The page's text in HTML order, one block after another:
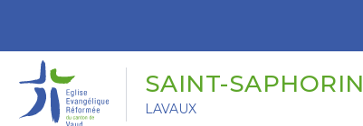
SAINT-SAPHORIN
LAVAUX